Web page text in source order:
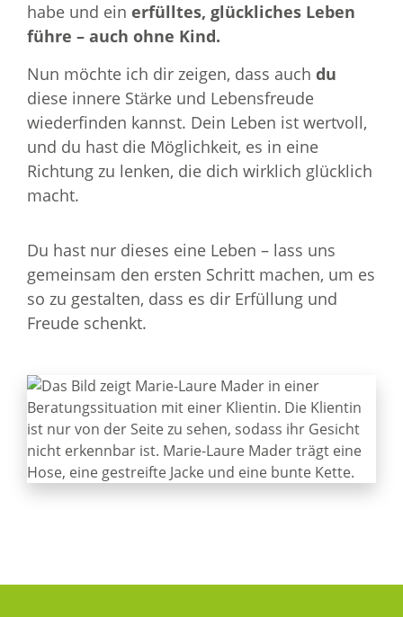
habe und ein erfülltes, glückliches Leben
führe – auch ohne Kind.
Nun möchte ich dir zeigen, dass auch du
diese innere Stärke und Lebensfreude
wiederfinden kannst. Dein Leben ist wertvoll,
und du hast die Möglichkeit, es in eine
Richtung zu lenken, die dich wirklich glücklich
macht.
Du hast nur dieses eine Leben – lass uns
gemeinsam den ersten Schritt machen, um es
so zu gestalten, dass es dir Erfüllung und
Freude schenkt.